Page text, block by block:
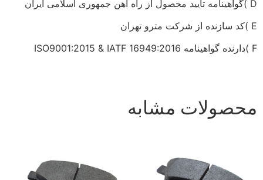
D )گواهینامه تایید محصول از راه آهن جمهوری اسلامی ایران
E )کد سازنده از شرکت مترو تهران
F )دارنده گواهینامه ISO9001:2015 & IATF 16949:2016
محصولات مشابه